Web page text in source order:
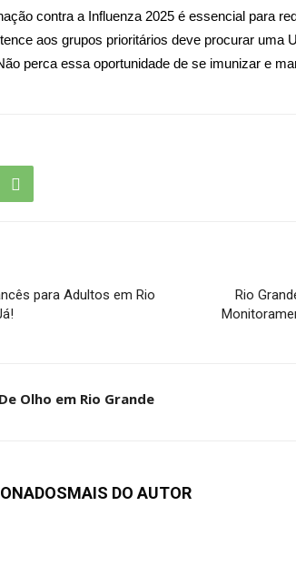
contra a Influenza 2025 é essencial para
aos grupos prioritários deve procurar uma
perca essa oportunidade de se imunizar e
para Adultos em Rio
Rio
De Olho em Rio Grande
MAIS DO AUTOR